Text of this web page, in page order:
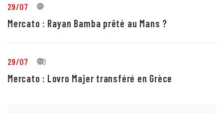
29/07 1
Mercato : Rayan Bamba prêté au Mans ?
29/07 10
Mercato : Lovro Majer transféré en Grèce